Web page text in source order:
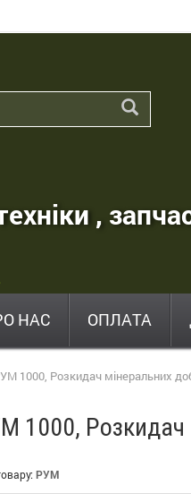
,
НАС ОПЛАТА
1000, Розкидач мінеральних
1000,
РУМ